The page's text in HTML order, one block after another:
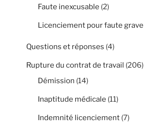
Faute inexcusable (2)
Licenciement pour faute grave
Questions et réponses (4)
Rupture du contrat de travail (206)
Démission (14)
Inaptitude médicale (11)
Indemnité licenciement (7)